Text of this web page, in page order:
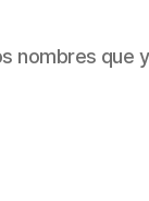
nombres que